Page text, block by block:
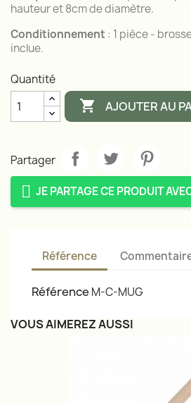
hauteur et 8cm de diamètre.
Conditionnement : 1 pièce -
inclue.
Quantité
 AJOUTER AU
Partager
JE PARTAGE CE PRODUIT
Référence
Référence M-C-MUG
VOUS AIMEREZ AUSSI